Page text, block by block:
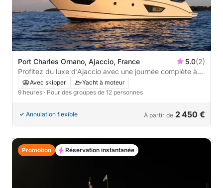
Port Charles Ornano, Ajaccio, France 5.0(2)
Profitez du luxe d'Ajaccio avec une journée complète à
bord d'un yacht à moteur
Avec skipper
Yacht à moteur
9 heures · Pour des groupes de 12 personnes
Annulation flexible À partir de 2 450 €
Promotion Réservation instantanée